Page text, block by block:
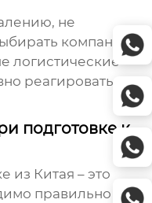
не
компании,
логистические
реагировать на
подготовке к
из Китая – это
правильно